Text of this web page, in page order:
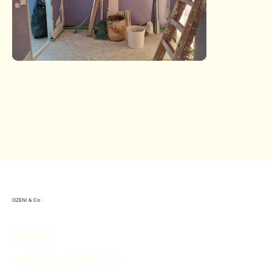
OZENI & Co